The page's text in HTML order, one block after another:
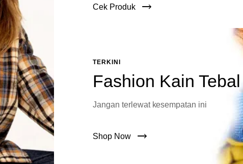
Cek Produk
TERKINI
Fashion Kain Tebal
Jangan terlewat kesempatan ini
Shop Now